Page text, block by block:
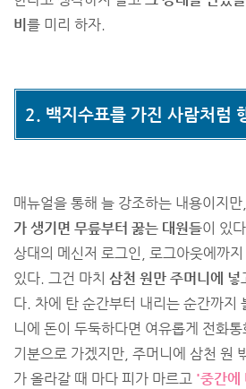
비 를 미리 하자.
2. 백지수표를 가진 사람처럼
매뉴얼을 통해 늘 강조하는 내용이지만
가 생기면 무릎부터 꿇는 대원들이 있
상대의 메신저 로그인, 로그아웃에까
있다. 그건 마치 삼천 원만 주머니에 넣
다. 차에 탄 순간부터 내리는 순간까지
니에 돈이 두둑하다면 여유롭게 전화
기분으로 가겠지만, 주머니에 삼천 원
가 올라갈 때 마다 피가 마르고 '중간에